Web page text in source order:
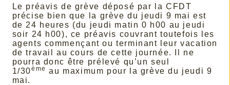
Le préavis de grève déposé par la CFDT
précise bien que la grève du jeudi 9 mai est
de 24 heures (du jeudi matin 0 h00 au jeudi
soir 24 h00), ce préavis couvrant toutefois les
agents commençant ou terminant leur vacation
de travail au cours de cette journée. Il ne
pourra donc être prélevé qu’un seul
1/30ème au maximum pour la grève du jeudi 9
mai.